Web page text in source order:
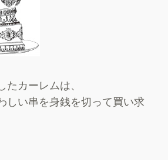
カーレムは、
しい串を身銭を切って買い求